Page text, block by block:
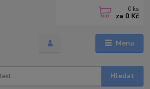
Menu
Hledat
0 ks
za 0 Kč